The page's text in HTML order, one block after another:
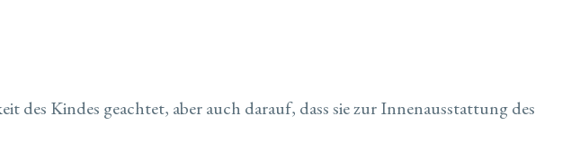
Kindes geachtet, aber auch darauf, dass sie zur Innenausstattung des